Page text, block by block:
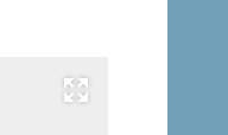
Развернуть на весь экран